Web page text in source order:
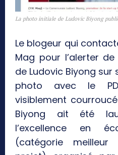
La photo initiale de Ludovic Biyong
Le blogeur qui
Mag pour l’alerter
de Ludovic Biyong
photo avec le
visiblement
Biyong ait été
l’excellence en
(catégorie